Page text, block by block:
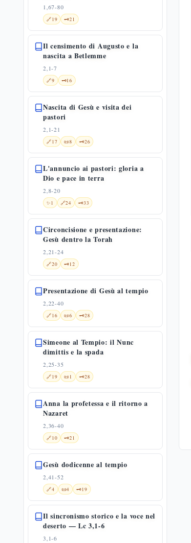
1,67-80
🔗19 🗝️21
Il censimento di Augusto e la
nascita a Betlemme
2,1-7
🔗9 🗝️16
Nascita di Gesù e visita dei
pastori
2,1-21
🔗17 📜8 🗝️26
L'annuncio ai pastori: gloria a
Dio e pace in terra
2,8-20
✨1 🔗24 🗝️33
Circoncisione e presentazione:
Gesù dentro la Torah
2,21-24
🔗20 🗝️12
Presentazione di Gesù al tempio
2,22-40
🔗16 📜6 🗝️28
Simeone al Tempio: il Nunc
dimittis e la spada
2,25-35
🔗19 📜1 🗝️28
Anna la profetessa e il ritorno a
Nazaret
2,36-40
🔗10 🗝️21
Gesù dodicenne al tempio
2,41-52
🔗4 📜4 🗝️19
Il sincronismo storico e la voce nel
deserto — Lc 3,1-6
3,1-6